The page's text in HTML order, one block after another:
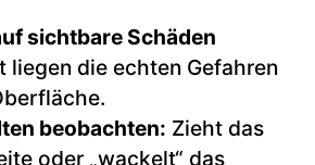
sichtbare Schäden
liegen die echten Gefahren
beobachten: Zieht das
oder „wackelt“ das